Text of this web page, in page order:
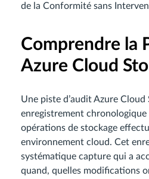
de la Conformité sans
Comprendre la
Azure Cloud
Une piste d’audit Azure Cloud
enregistrement
opérations de stockage
environnement cloud. Cet
systématique capture qui a
quand, quelles modifications